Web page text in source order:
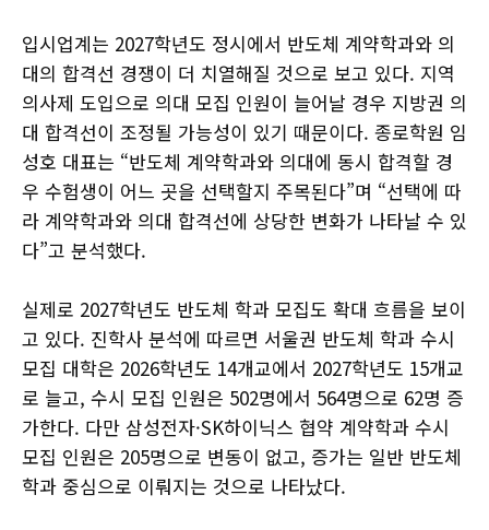
입시업계는 2027학년도 정시에서 반도체 계약학과와 의
대의 합격선 경쟁이 더 치열해질 것으로 보고 있다. 지역
의사제 도입으로 의대 모집 인원이 늘어날 경우 지방권 의
대 합격선이 조정될 가능성이 있기 때문이다. 종로학원 임
성호 대표는 “반도체 계약학과와 의대에 동시 합격할 경
우 수험생이 어느 곳을 선택할지 주목된다”며 “선택에 따
라 계약학과와 의대 합격선에 상당한 변화가 나타날 수 있
다”고 분석했다.
실제로 2027학년도 반도체 학과 모집도 확대 흐름을 보이
고 있다. 진학사 분석에 따르면 서울권 반도체 학과 수시
모집 대학은 2026학년도 14개교에서 2027학년도 15개교
로 늘고, 수시 모집 인원은 502명에서 564명으로 62명 증
가한다. 다만 삼성전자·SK하이닉스 협약 계약학과 수시
모집 인원은 205명으로 변동이 없고, 증가는 일반 반도체
학과 중심으로 이뤄지는 것으로 나타났다.